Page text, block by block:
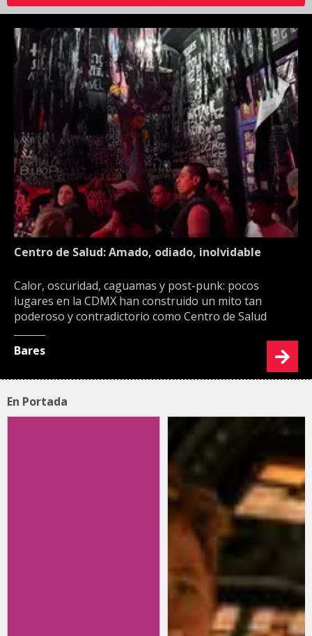
Centro de Salud: Amado, odiado, inolvidable
Calor, oscuridad, caguamas y post-punk: pocos
lugares en la CDMX han construido un mito tan
poderoso y contradictorio como Centro de Salud
Bares
En Portada